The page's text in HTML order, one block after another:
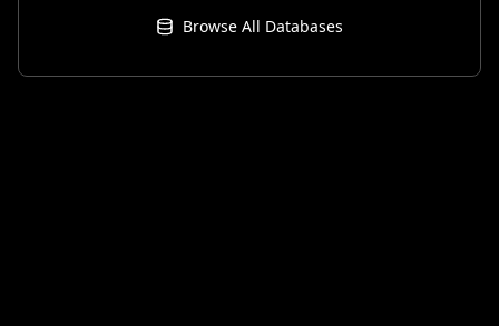
Browse All Databases